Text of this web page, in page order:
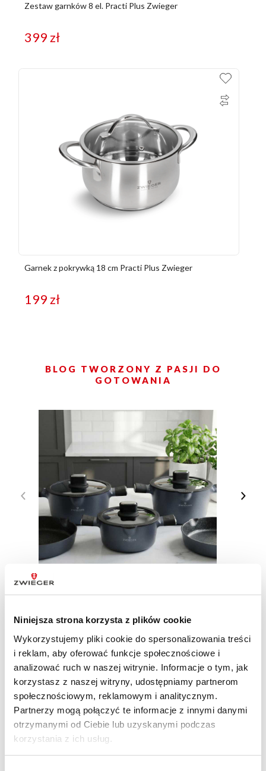
Niniejsza strona korzysta z plików cookie
Wykorzystujemy pliki cookie do spersonalizowania treści
i reklam, aby oferować funkcje społecznościowe i
analizować ruch w naszej witrynie. Informacje o tym, jak
korzystasz z naszej witryny, udostępniamy partnerom
społecznościowym, reklamowym i analitycznym.
Partnerzy mogą połączyć te informacje z innymi danymi
otrzymanymi od Ciebie lub uzyskanymi podczas
korzystania z ich usług.
Zestaw garnków 8 el. Practi Plus Zwieger
399zł
Garnek z pokrywką 18 cm Practi Plus Zwieger
199zł
BLOG TWORZONY Z PASJI DO
GOTOWANIA
Oznaczenia na garnkach – o czym informują?
CZYTAJ WIĘCEJ >
Garnki Zwieger tworzone są przede wszystkim z myślą o
użytkowniku. Powstają w myśl idei połączenia jakości z trwałością i
estetyki z innowacyjną funkcjonalnością w taki sposób, by
zaspokoić potrzeby nawet bardzo wymagającego użytkownika, a
sama praca z nimi zapewniała wygodę i bezpieczeństwo w kuchni.